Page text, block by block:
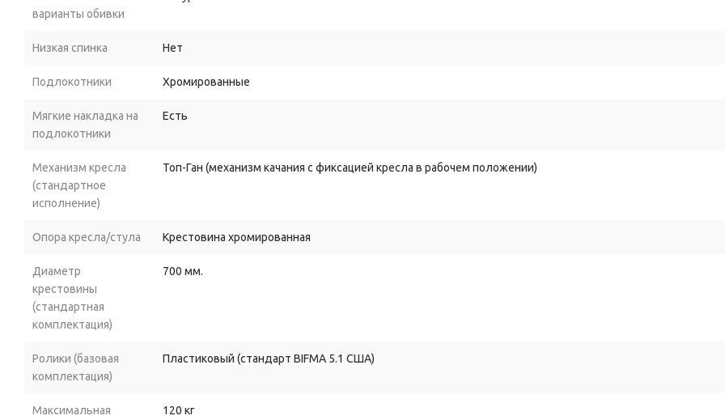
варианты обивки
Низкая спинка Нет
Подлокотники Хромированные
Мягкие накладка на
подлокотники
Есть
Механизм кресла
(стандартное
исполнение)
Топ-Ган (механизм качания с фиксацией кресла в рабочем положении)
Опора кресла/стула Крестовина хромированная
Диаметр
крестовины
(стандартная
комплектация)
700 мм.
Ролики (базовая
комплектация)
Пластиковый (стандарт BIFMA 5.1 США)
Максимальная
120 кг